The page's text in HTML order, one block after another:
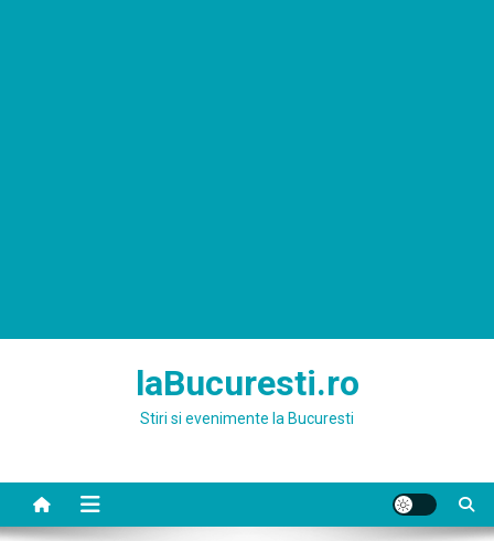
laBucuresti.ro
Stiri si evenimente la Bucuresti